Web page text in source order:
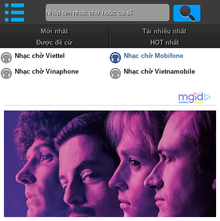
Mới nhất
Tải nhiều nhất
Được đề cử
HOT nhất
Nhạc chờ Viettel
Nhạc chờ Mobifone
Nhạc chờ Vinaphone Nhạc chờ Vietnamobile